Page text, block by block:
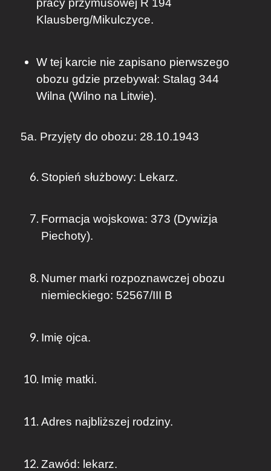
pracy przymusowej R 194
Klausberg/Mikulczyce.
W tej karcie nie zapisano pierwszego
obozu gdzie przebywał: Stalag 344
Wilna (Wilno na Litwie).
5a. Przyjęty do obozu: 28.10.1943
Stopień służbowy: Lekarz.
Formacja wojskowa: 373 (Dywizja
Piechoty).
Numer marki rozpoznawczej obozu
niemieckiego: 52567/III B
Imię ojca.
Imię matki.
Adres najbliższej rodziny.
Zawód: lekarz.